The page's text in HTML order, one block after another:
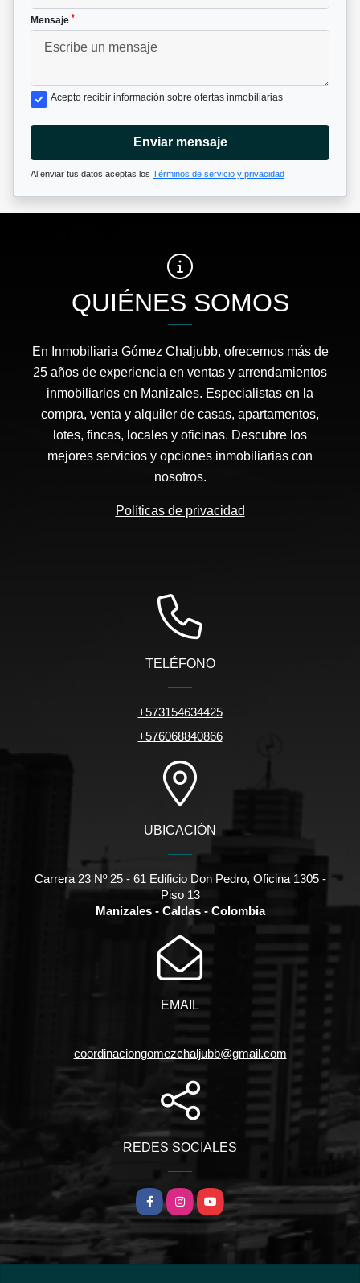
Mensaje *
Acepto recibir información sobre ofertas inmobiliarias
Enviar mensaje
Al enviar tus datos aceptas los Términos de servicio y privacidad
QUIÉNES SOMOS
En Inmobiliaria Gómez Chaljubb, ofrecemos más de
25 años de experiencia en ventas y arrendamientos
inmobiliarios en Manizales. Especialistas en la
compra, venta y alquiler de casas, apartamentos,
lotes, fincas, locales y oficinas. Descubre los
mejores servicios y opciones inmobiliarias con
nosotros.
Políticas de privacidad
TELÉFONO
+573154634425
+576068840866
UBICACIÓN
Carrera 23 Nº 25 - 61 Edificio Don Pedro, Oficina 1305 -
Piso 13
Manizales - Caldas - Colombia
EMAIL
coordinaciongomezchaljubb@gmail.com
REDES SOCIALES
FacebookInstagramYouTube